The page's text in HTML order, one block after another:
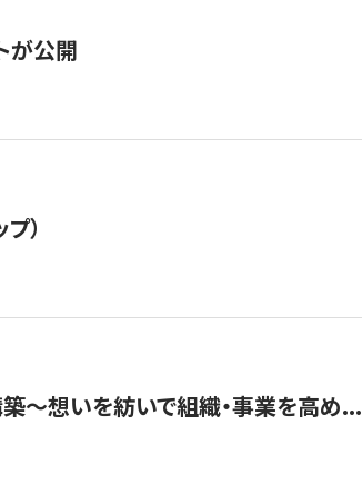
が公開
）
築〜想いを紡いで組織・事業を高め...